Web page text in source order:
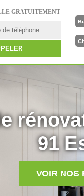
GRATUITEMENT
91
VOIR NOS